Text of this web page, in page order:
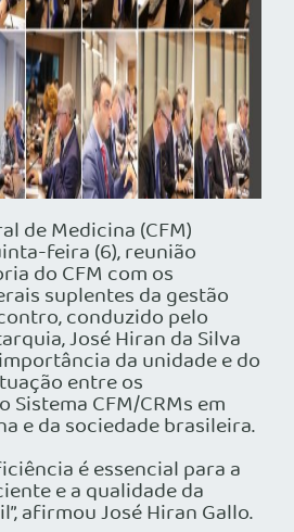
de Medicina (CFM)
feira (6), reunião
do CFM com os
suplentes da gestão
conduzido pelo
José Hiran da Silva
da unidade e do
entre os
CFM/CRMs em
e da sociedade brasileira.
é essencial para a
e a qualidade da
afirmou José Hiran Gallo.